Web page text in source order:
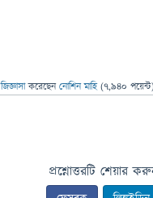
জিজ্ঞাসাকরেছেননোশিন মাহি (7,940 পয়েন্ট)
প্রশ্নোত্তরটি শেয়ার